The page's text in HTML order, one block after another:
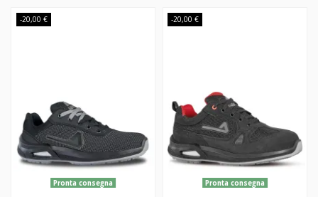
-20,00 €
Pronta consegna
-20,00 €
Pronta consegna